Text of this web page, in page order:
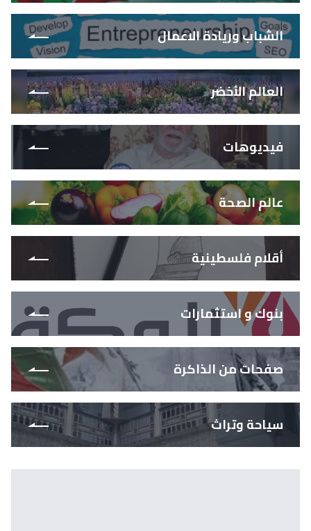
الشباب وريادة الاعمال
العالم الأخضر
فيديوهات
عالم الصحة
أقلام فلسطينية
بنوك و استثمارات
صفحات من الذاكرة
سياحة وتراث